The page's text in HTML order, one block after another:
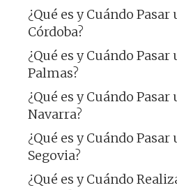
¿Qué es y Cuándo Pasar
Córdoba?
¿Qué es y Cuándo Pasar
Palmas?
¿Qué es y Cuándo Pasar
Navarra?
¿Qué es y Cuándo Pasar
Segovia?
¿Qué es y Cuándo